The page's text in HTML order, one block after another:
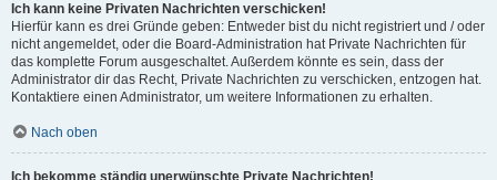
Ich kann keine Privaten Nachrichten verschicken!
Hierfür kann es drei Gründe geben: Entweder bist du nicht registriert und / oder
nicht angemeldet, oder die Board-Administration hat Private Nachrichten für
das komplette Forum ausgeschaltet. Außerdem könnte es sein, dass der
Administrator dir das Recht, Private Nachrichten zu verschicken, entzogen hat.
Kontaktiere einen Administrator, um weitere Informationen zu erhalten.
Nach oben
Ich bekomme ständig unerwünschte Private Nachrichten!